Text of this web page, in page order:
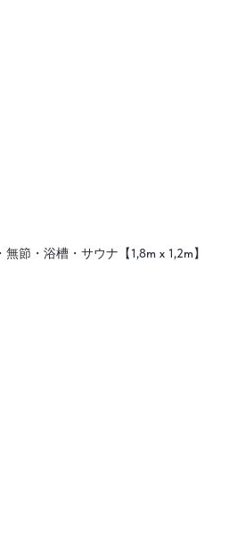
節・浴槽・サウナ【1,8m х 1,2m】